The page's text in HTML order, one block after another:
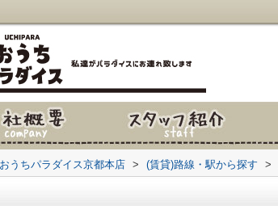
うちパラダイス京都本店 > (賃貸)路線・駅から探す >